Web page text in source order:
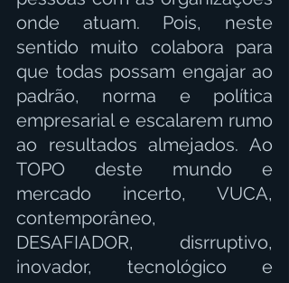
onde atuam. Pois, neste
sentido muito colabora para
que todas possam engajar ao
padrão, norma e política
empresarial e escalarem rumo
ao resultados almejados. Ao
TOPO deste mundo e
mercado incerto, VUCA,
contemporâneo,
DESAFIADOR, disrruptivo,
inovador, tecnológico e